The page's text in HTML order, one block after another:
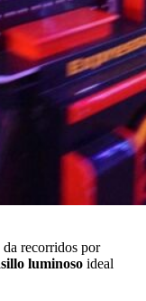
da recorridos por
luminoso ideal